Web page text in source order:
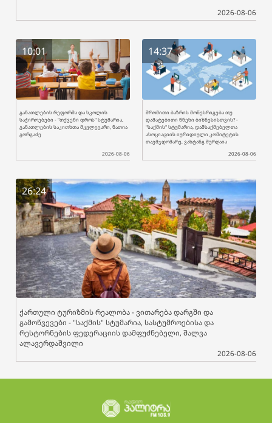
2026-08-06
10:01
განათლების რეფორმა და სკოლის
საჭიროებები - "თქვენი დროს" სტუმარია,
განათლების საკითხთა მკვლევარი, ნათია
გორგაძე
2026-08-06
14:37
შრომითი ბაზრის მოწესრიგება თუ
დამატებითი წნეხი ბიზნესისთვის? -
"საქმის" სტუმარია, დამსაქმებელთა
ასოციაციის იურიდიული კომიტეტის
თავმჯდომარე, ვახტანგ შურღაია
2026-08-06
26:24
ქართული ტურიზმის რეალობა - ვითარება დარგში და
გამოწვევები - "საქმის" სტუმარია, სასტუმროებისა და
რესტორნების ფედერაციის დამფუძნებელი, შალვა
ალავერდაშვილი
2026-08-06